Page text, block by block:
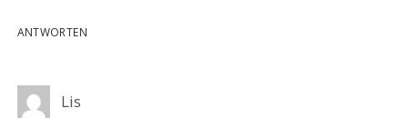
ANTWORTEN
Lis